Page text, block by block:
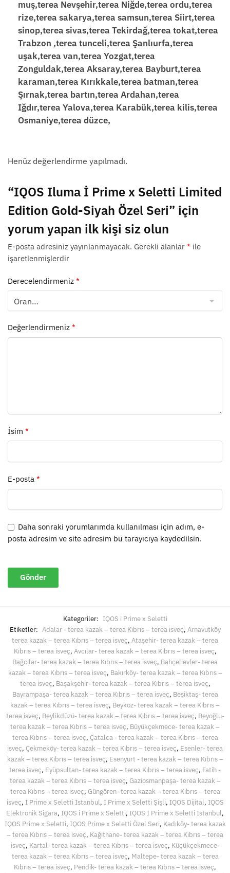
muş,terea Nevşehir,terea Niğde,terea ordu,terea
rize,terea sakarya,terea samsun,terea Siirt,terea
sinop,terea sivas,terea Tekirdağ,terea tokat,terea
Trabzon ,terea tunceli,terea Şanlıurfa,terea
uşak,terea van,terea Yozgat,terea
Zonguldak,terea Aksaray,terea Bayburt,terea
karaman,terea Kırıkkale,terea batman,terea
Şırnak,terea bartın,terea Ardahan,terea
Iğdır,terea Yalova,terea Karabük,terea kilis,terea
Osmaniye,terea düzce,
Henüz değerlendirme yapılmadı.
“IQOS Iluma İ Prime x Seletti Limited
Edition Gold-Siyah Özel Seri” için
yorum yapan ilk kişi siz olun
E-posta adresiniz yayınlanmayacak. Gerekli alanlar * ile
işaretlenmişlerdir
Derecelendirmeniz *
Değerlendirmeniz *
İsim *
E-posta *
Daha sonraki yorumlarımda kullanılması için adım, e-
posta adresim ve site adresim bu tarayıcıya kaydedilsin.
Kategoriler: IQOS i Prime x Seletti
Etiketler: Adalar - terea kazak – terea Kıbrıs – terea isveç, Arnavutköy
terea kazak – terea Kıbrıs – terea isveç, Ataşehir- terea kazak – terea
Kıbrıs – terea isveç, Avcılar- terea kazak – terea Kıbrıs – terea isveç,
Bağcılar- terea kazak – terea Kıbrıs – terea isveç, Bahçelievler- terea
kazak – terea Kıbrıs – terea isveç, Bakırköy- terea kazak – terea Kıbrıs –
terea isveç, Başakşehir- terea kazak – terea Kıbrıs – terea isveç,
Bayrampaşa- terea kazak – terea Kıbrıs – terea isveç, Beşiktaş- terea
kazak – terea Kıbrıs – terea isveç, Beykoz- terea kazak – terea Kıbrıs –
terea isveç, Beylikdüzü- terea kazak – terea Kıbrıs – terea isveç, Beyoğlu-
terea kazak – terea Kıbrıs – terea isveç, Büyükçekmece- terea kazak –
terea Kıbrıs – terea isveç, Çatalca - terea kazak – terea Kıbrıs – terea
isveç, Çekmeköy- terea kazak – terea Kıbrıs – terea isveç, Esenler- terea
kazak – terea Kıbrıs – terea isveç, Esenyurt - terea kazak – terea Kıbrıs –
terea isveç, Eyüpsultan- terea kazak – terea Kıbrıs – terea isveç, Fatih -
terea kazak – terea Kıbrıs – terea isveç, Gaziosmanpaşa- terea kazak –
terea Kıbrıs – terea isveç, Güngören- terea kazak – terea Kıbrıs – terea
isveç, İ Prime x Seletti İstanbul, İ Prime x Seletti Şişli, IQOS Dijital, IQOS
Elektronik Sigara, IQOS i Prime x Seletti, IQOS İ Prime x Seletti İstanbul,
IQOS Prime x Seletti, IQOS Prime x Seletti Özel Seri, Kadıköy- terea kazak
– terea Kıbrıs – terea isveç, Kağıthane- terea kazak – terea Kıbrıs – terea
isveç, Kartal- terea kazak – terea Kıbrıs – terea isveç, Küçükçekmece-
terea kazak – terea Kıbrıs – terea isveç, Maltepe- terea kazak – terea
Kıbrıs – terea isveç, Pendik- terea kazak – terea Kıbrıs – terea isveç,